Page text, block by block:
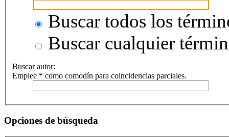
Buscar todos los
Buscar cualquier
Buscar autor:
Emplee * como comodín para coincidencias parciales.
Opciones de búsqueda